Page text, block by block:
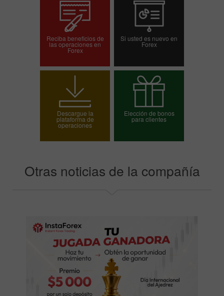
Reciba beneficios de
las operaciones en
Forex
operaciones
Si usted es nuevo en
Forex
Abrir una cuenta demo
Descargue la
plataforma de
operaciones
Elección de bonos
para clientes
Otras noticias de la compañía